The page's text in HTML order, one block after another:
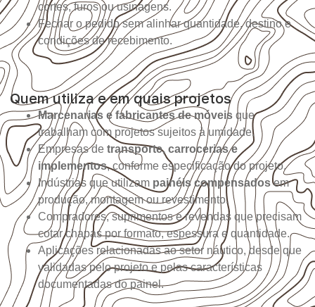
cortes, furos ou usinagens.
Fechar o pedido sem alinhar quantidade, destino e
condições de recebimento.
Quem utiliza e em quais projetos
Marcenarias e fabricantes de móveis que
trabalham com projetos sujeitos à umidade.
Empresas de transporte, carrocerias e
implementos, conforme especificação do projeto.
Indústrias que utilizam painéis compensadosem
produção, montagem ou revestimento.
Compradores, suprimentos e revendas que precisam
cotar chapas por formato, espessura e quantidade.
Aplicações relacionadas ao setor náutico, desde que
validadas pelo projeto e pelas características
documentadas do painel.